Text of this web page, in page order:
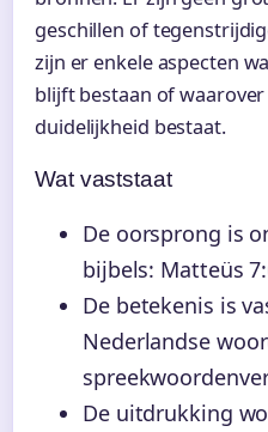
geschillen of
zijn er enkele aspecten
blijft bestaan of
duidelijkheid bestaat.
Wat vaststaat
De oorsprong is
bijbels: Matteüs
De betekenis is
Nederlandse
De uitdrukking